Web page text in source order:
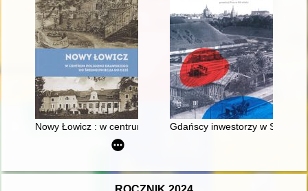
Nowy Łowicz : w centrum poligonu drawskiego od
Gdańscy inwestorzy w